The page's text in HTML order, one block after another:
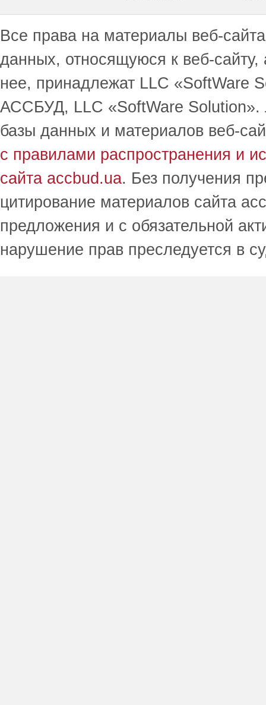
Все права на материалы веб-
данных, относящуюся к веб-
нее, принадлежат LLC
АССБУД, LLC «SoftWare Solution».
базы данных и материалов веб-
с правилами распространения и
сайта accbud.ua. Без получения
цитирование материалов сайта
предложения и с обязательной
нарушение прав преследуется в